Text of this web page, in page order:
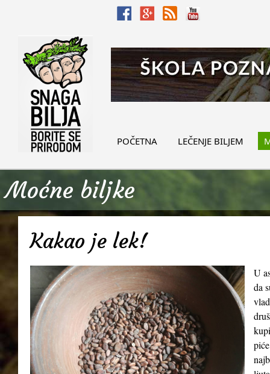
POČETNA LEČENJE BILJEM
Moćne biljke
Kakao je lek!
U
da